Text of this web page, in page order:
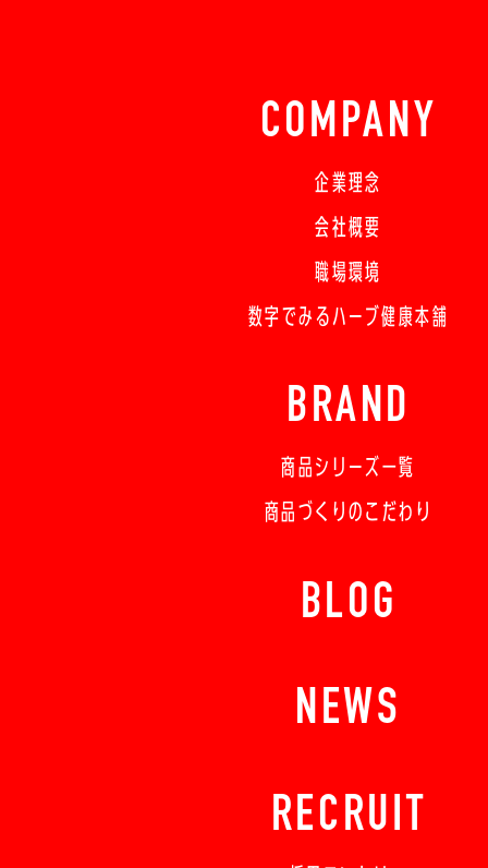
COMPANY
企業理念
会社概要
職場環境
数字でみるハーブ健康本舗
BRAND
商品シリーズ一覧
商品づくりのこだわり
BLOG
NEWS
RECRUIT